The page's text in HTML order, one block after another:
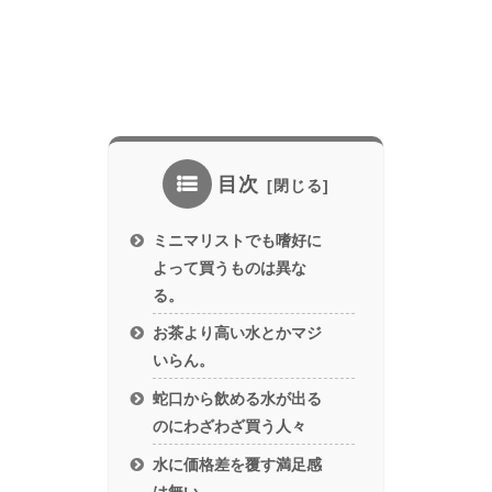
目次
ミニマリストでも嗜好に
よって買うものは異な
る。
お茶より高い水とかマジ
いらん。
蛇口から飲める水が出る
のにわざわざ買う人々
水に価格差を覆す満足感